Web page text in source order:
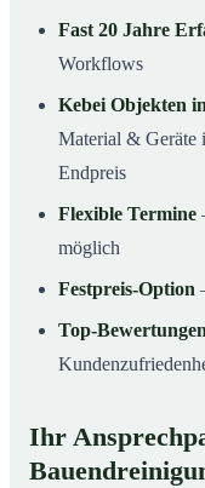
Fast 20 Jahre
Workflows
Kebei Objekten
Material & Geräte
Endpreis
Flexible Termine
möglich
Festpreis-Option
Top-Bewertungen
Ihr